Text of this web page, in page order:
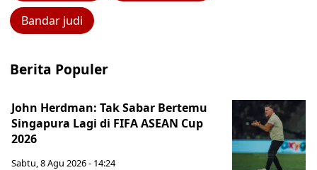
Bandar judi
Berita Populer
John Herdman: Tak Sabar Bertemu
Singapura Lagi di FIFA ASEAN Cup
2026
Sabtu, 8 Agu 2026 - 14:24